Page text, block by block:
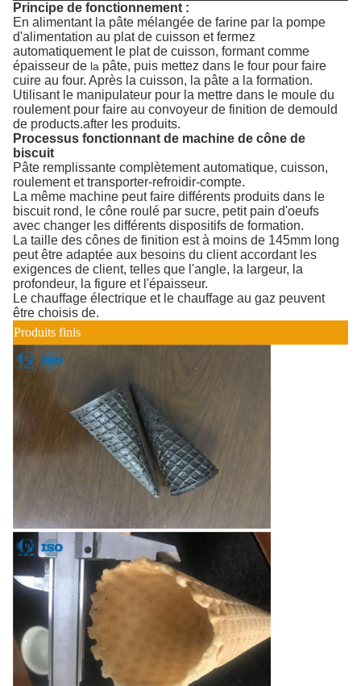
Principe de fonctionnement :
En alimentant la pâte mélangée de farine par la pompe
d'alimentation au plat de cuisson et fermez
automatiquement le plat de cuisson, formant comme
épaisseur de la pâte, puis mettez dans le four pour faire
cuire au four. Après la cuisson, la pâte a la formation.
Utilisant le manipulateur pour la mettre dans le moule du
roulement pour faire au convoyeur de finition de demould
de products.after les produits.
Processus fonctionnant de machine de cône de
biscuit
Pâte remplissante complètement automatique, cuisson,
roulement et transporter-refroidir-compte.
La même machine peut faire différents produits dans le
biscuit rond, le cône roulé par sucre, petit pain d'oeufs
avec changer les différents dispositifs de formation.
La taille des cônes de finition est à moins de 145mm long
peut être adaptée aux besoins du client accordant les
exigences de client, telles que l'angle, la largeur, la
profondeur, la figure et l'épaisseur.
Le chauffage électrique et le chauffage au gaz peuvent
être choisis de.
Produits finis